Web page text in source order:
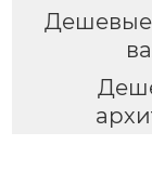
Дешевые